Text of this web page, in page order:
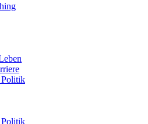
Politik
Politik